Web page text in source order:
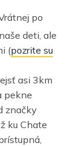
po
deti, ale
(pozrite su
asi 3km
pekne
značky
ku Chate